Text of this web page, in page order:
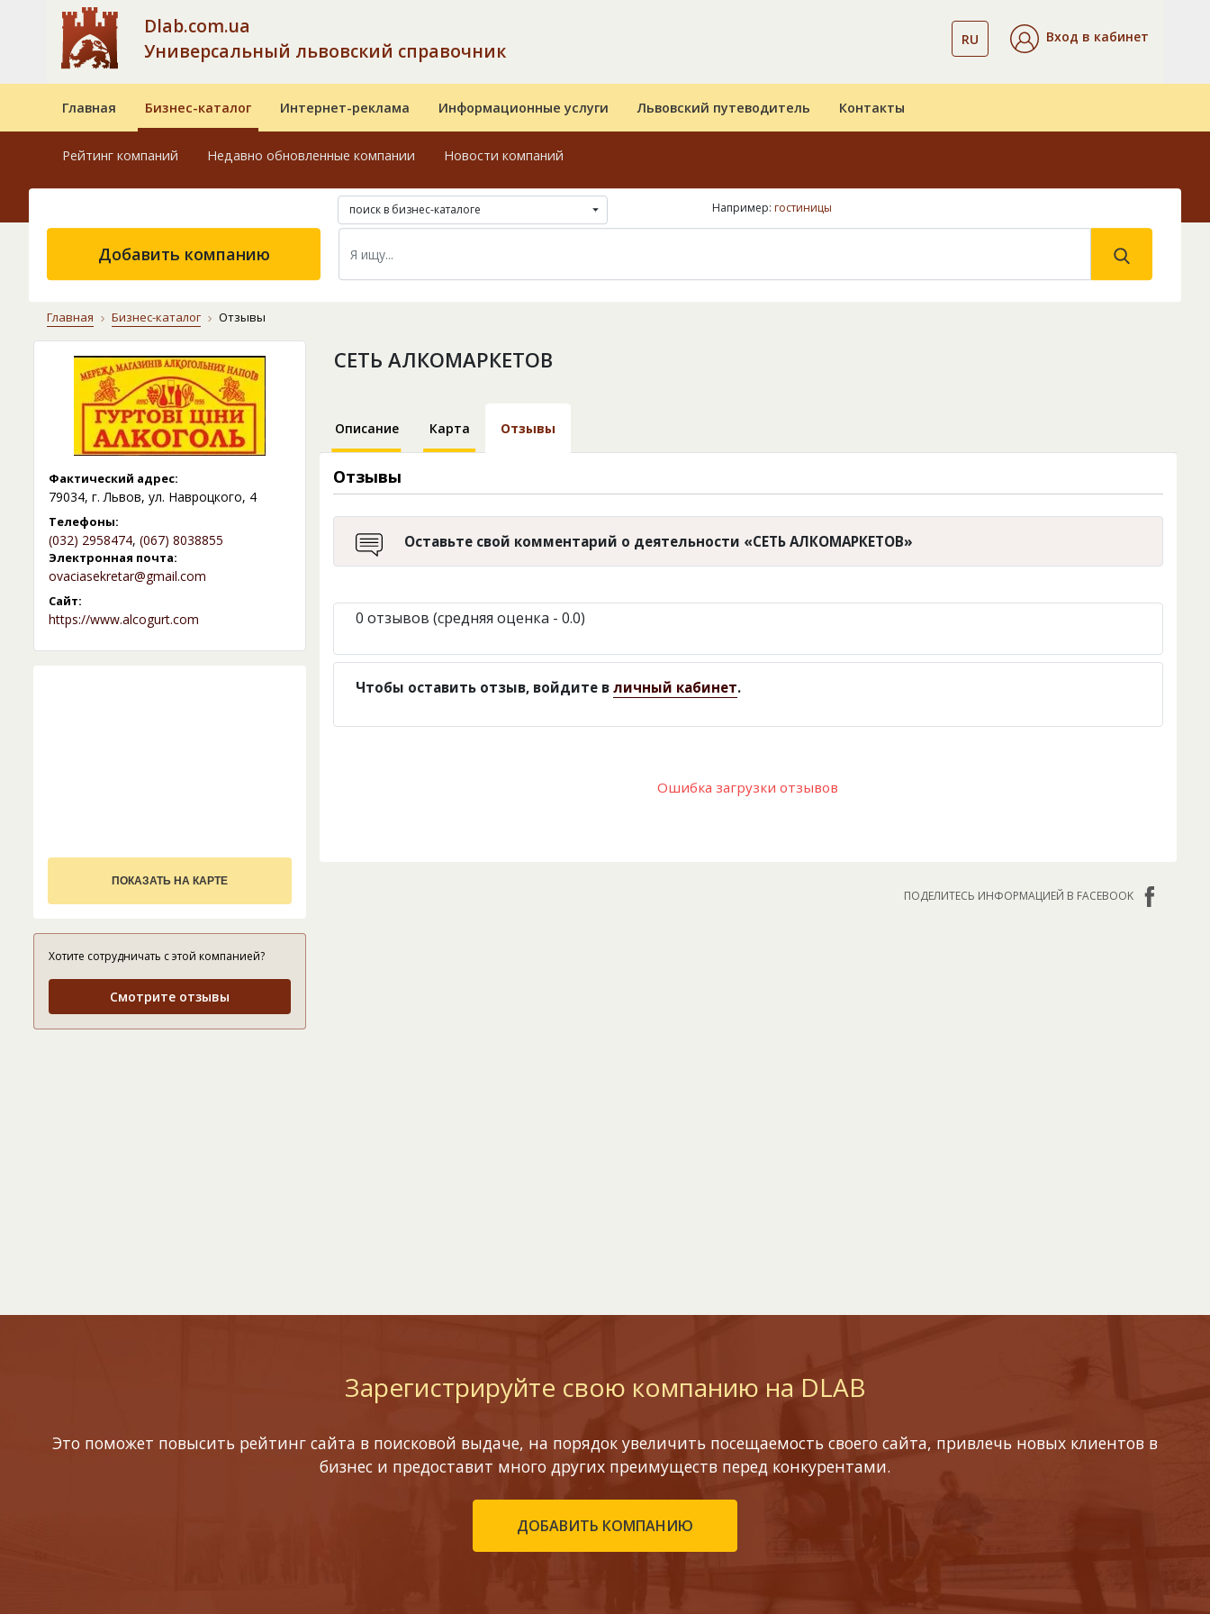
Dlab.com.ua
Универсальный львовский справочник
RU Вход в кабинет
Главная Бизнес-каталог Интернет-реклама Информационные услуги Львовский путеводитель Контакты
Рейтинг компаний Недавно обновленные компании Новости компаний
поиск в бизнес-каталоге Например: гостиницы
Добавить компанию
Главная Бизнес-каталог Отзывы
Фактический адрес:
79034, г. Львов, ул. Навроцкого, 4
Телефоны:
(032) 2958474, (067) 8038855
Электронная почта:
ovaciasekretar@gmail.com
Сайт:
https://www.alcogurt.com
ПОКАЗАТЬ НА КАРТЕ
Хотите сотрудничать с этой компанией?
Смотрите отзывы
СЕТЬ АЛКОМАРКЕТОВ
Описание Карта Отзывы
Отзывы
Оставьте свой комментарий о деятельности «СЕТЬ АЛКОМАРКЕТОВ»
0 отзывов (средняя оценка - 0.0)
Чтобы оставить отзыв, войдите в личный кабинет.
Ошибка загрузки отзывов
ПОДЕЛИТЕСЬ ИНФОРМАЦИЕЙ В FACEBOOK
Зарегистрируйте свою компанию на DLAB
Это поможет повысить рейтинг сайта в поисковой выдаче, на порядок увеличить посещаемость своего сайта, привлечь новых клиентов в
бизнес и предоставит много других преимуществ перед конкурентами.
ДОБАВИТЬ КОМПАНИЮ